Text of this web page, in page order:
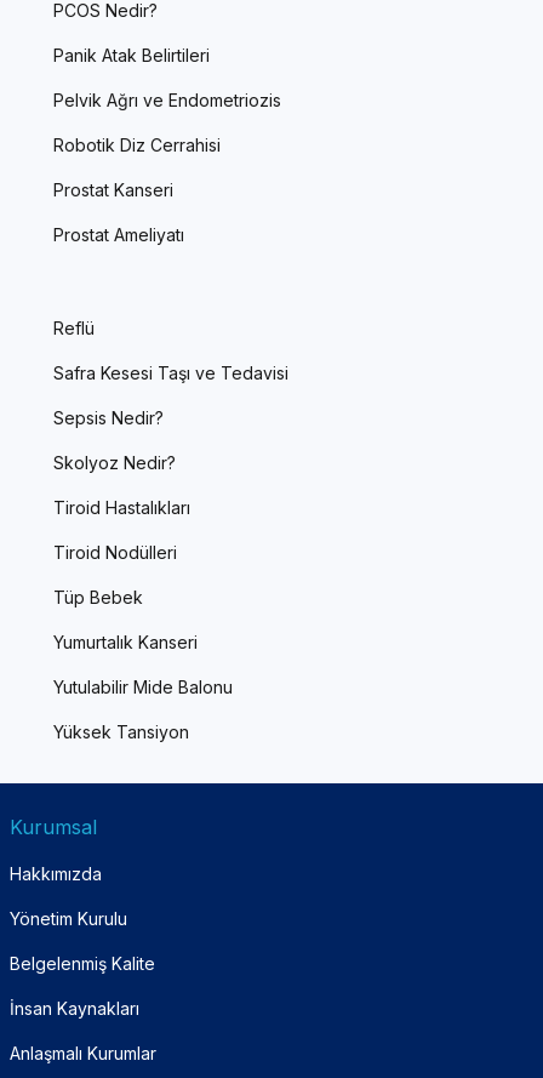
PCOS Nedir?
Panik Atak Belirtileri
Pelvik Ağrı ve Endometriozis
Robotik Diz Cerrahisi
Prostat Kanseri
Prostat Ameliyatı
Reflü
Safra Kesesi Taşı ve Tedavisi
Sepsis Nedir?
Skolyoz Nedir?
Tiroid Hastalıkları
Tiroid Nodülleri
Tüp Bebek
Yumurtalık Kanseri
Yutulabilir Mide Balonu
Yüksek Tansiyon
Kurumsal
Hakkımızda
Yönetim Kurulu
Belgelenmiş Kalite
İnsan Kaynakları
Anlaşmalı Kurumlar